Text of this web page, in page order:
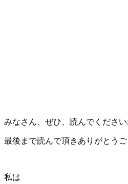
みなさん、ぜひ、読んでください
最後まで読んで頂きありがとうご
私は